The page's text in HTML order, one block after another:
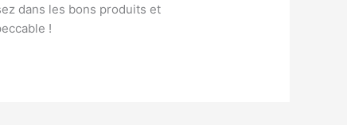
dans les bons produits et
!